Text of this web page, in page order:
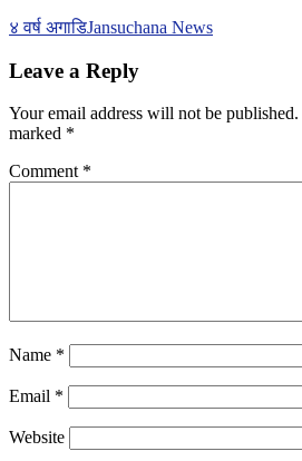
४ वर्ष अगाडिJansuchana News
Leave a Reply
Your email address will not be published.
marked *
Comment *
Name *
Email *
Website